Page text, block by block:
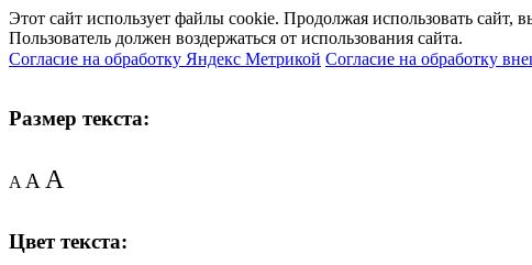
Этот сайт использует файлы cookie. Продолжая использовать сайт,
Пользователь должен воздержаться от использования сайта.
Согласие на обработку Яндекс Метрикой Согласие на обработку
Размер текста:
AAA
Цвет текста: